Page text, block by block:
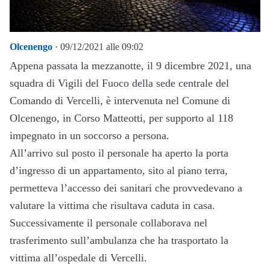
Olcenengo · 09/12/2021 alle 09:02
Appena passata la mezzanotte, il 9 dicembre 2021, una
squadra di Vigili del Fuoco della sede centrale del
Comando di Vercelli, è intervenuta nel Comune di
Olcenengo, in Corso Matteotti, per supporto al 118
impegnato in un soccorso a persona.
All’arrivo sul posto il personale ha aperto la porta
d’ingresso di un appartamento, sito al piano terra,
permetteva l’accesso dei sanitari che provvedevano a
valutare la vittima che risultava caduta in casa.
Successivamente il personale collaborava nel
trasferimento sull’ambulanza che ha trasportato la
vittima all’ospedale di Vercelli.